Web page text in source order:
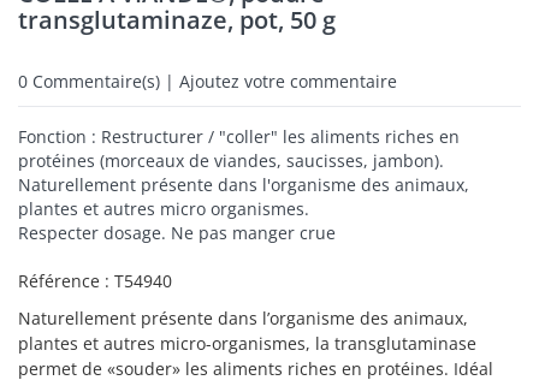
transglutaminaze, pot, 50 g
0 Commentaire(s) | Ajoutez votre commentaire
Fonction : Restructurer / "coller" les aliments riches en
protéines (morceaux de viandes, saucisses, jambon).
Naturellement présente dans l'organisme des animaux,
plantes et autres micro organismes.
Respecter dosage. Ne pas manger crue
Référence : T54940
Naturellement présente dans l’organisme des animaux,
plantes et autres micro-organismes, la transglutaminase
permet de «souder» les aliments riches en protéines. Idéal